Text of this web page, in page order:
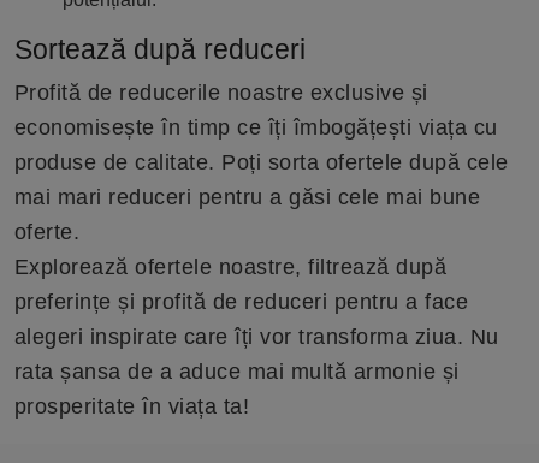
Sortează după reduceri
Profită de reducerile noastre exclusive și
economisește în timp ce îți îmbogățești viața cu
produse de calitate. Poți sorta ofertele după cele
mai mari reduceri pentru a găsi cele mai bune
oferte.
Explorează ofertele noastre, filtrează după
preferințe și profită de reduceri pentru a face
alegeri inspirate care îți vor transforma ziua. Nu
rata șansa de a aduce mai multă armonie și
prosperitate în viața ta!